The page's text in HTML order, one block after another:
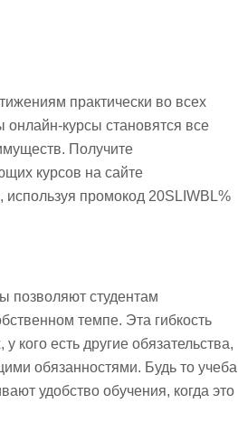
практически во всех
курсы становятся все
Получите
курсов на сайте
используя промокод 20SLIWBL%
позволяют студентам
темпе. Эта гибкость
есть другие обязательства,
обязанностями. Будь то учеба
удобство обучения, когда это